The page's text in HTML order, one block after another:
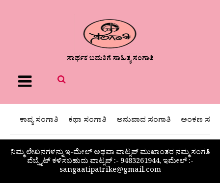
ಸಾರ್ಥಕ ಬದುಕಿಗೆ ಸಾಹಿತ್ಯ ಸಂಗಾತಿ
Menu
ಕಾವ್ಯ ಸಂಗಾತಿ ಕಥಾ ಸಂಗಾತಿ ಅನುವಾದ ಸಂಗಾತಿ ಅಂಕಣ
ನಿಮ್ಮ ಲೇಖನಗಳನ್ನು ಇ-ಮೇಲ್ ಅಥವಾ ವಾಟ್ಸಪ್ ಮುಖಾಂತರ ನಮ್ಮ ಸಂಗತಿ
ವೆಬ್ಸೈಟ್ ಕಳಿಸಬಹುದು ವಾಟ್ಸಪ್‌ :- 9483261944, ಇಮೇಲ್ :-
sangaatipatrike@gmail.com